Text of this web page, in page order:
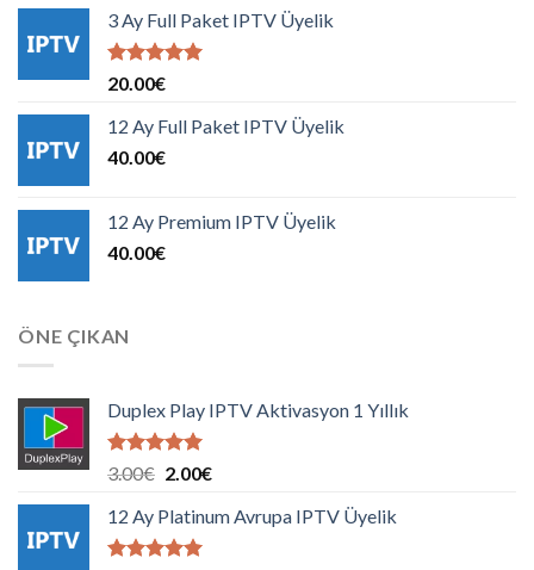
3 Ay Full Paket IPTV Üyelik
5 üzerinden
aldı
20.00€
12 Ay Full Paket IPTV Üyelik
40.00€
12 Ay Premium IPTV Üyelik
40.00€
ÖNE ÇIKAN
Duplex Play IPTV Aktivasyon 1 Yıllık
5 üzerinden
aldı
3.00€ Orijinal
3.00€.
2.00€Şu
fiyat:
12 Ay Platinum Avrupa IPTV Üyelik